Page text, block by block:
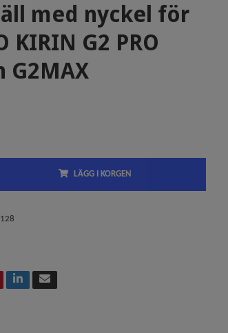
med nyckel för
KIRIN G2 PRO
G2MAX
LÄGG I KORGEN